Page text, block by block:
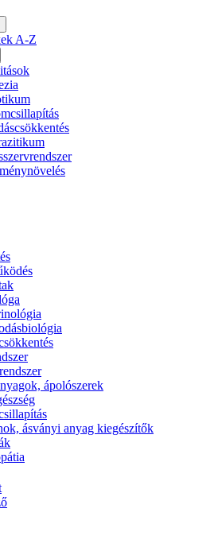
A-Z
ápolószerek
ásványi anyag kiegészítők